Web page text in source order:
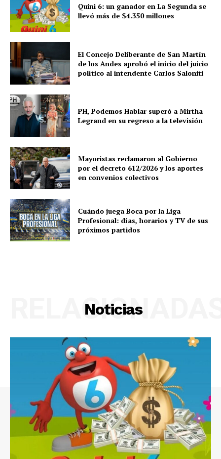
Quini 6: un ganador en La Segunda se
llevó más de $4.350 millones
El Concejo Deliberante de San Martín
de los Andes aprobó el inicio del juicio
político al intendente Carlos Saloniti
PH, Podemos Hablar superó a Mirtha
Legrand en su regreso a la televisión
Mayoristas reclamaron al Gobierno
por el decreto 612/2026 y los aportes
en convenios colectivos
Cuándo juega Boca por la Liga
Profesional: días, horarios y TV de sus
próximos partidos
Noticias